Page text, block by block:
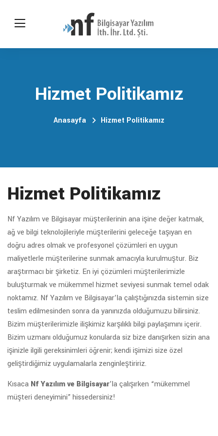
Hizmet Politikamız
Anasayfa Hizmet Politikamız
Hizmet Politikamız
Nf Yazılım ve Bilgisayar müşterilerinin ana işine değer katmak,
ağ ve bilgi teknolojileriyle müşterilerini geleceğe taşıyan en
doğru adres olmak ve profesyonel çözümleri en uygun
maliyetlerle müşterilerine sunmak amacıyla kurulmuştur. Biz
araştırmacı bir şirketiz. En iyi çözümleri müşterilerimizle
buluşturmak ve mükemmel hizmet seviyesi sunmak temel odak
noktamız. Nf Yazılım ve Bilgisayar’la çalıştığınızda sistemin size
teslim edilmesinden sonra da yanınızda olduğumuzu bilirsiniz.
Bizim müşterilerimizle ilişkimiz karşılıklı bilgi paylaşımını içerir.
Bizim uzmanı olduğumuz konularda siz bize danışırken sizin ana
işinizle ilgili gereksinimleri öğrenir; kendi işimizi size özel
geliştirdiğimiz uygulamalarla zenginleştiririz.
Kısaca Nf Yazılım ve Bilgisayar’la çalışırken “mükemmel
müşteri deneyimini” hissedersiniz!